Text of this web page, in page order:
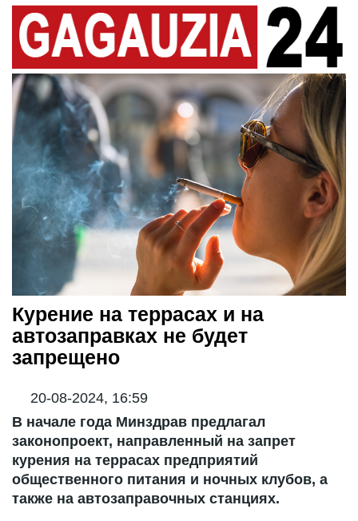
Курение на террасах и на
автозаправках не будет
запрещено
20-08-2024, 16:59
В начале года Минздрав предлагал
законопроект, направленный на запрет
курения на террасах предприятий
общественного питания и ночных клубов, а
также на автозаправочных станциях.